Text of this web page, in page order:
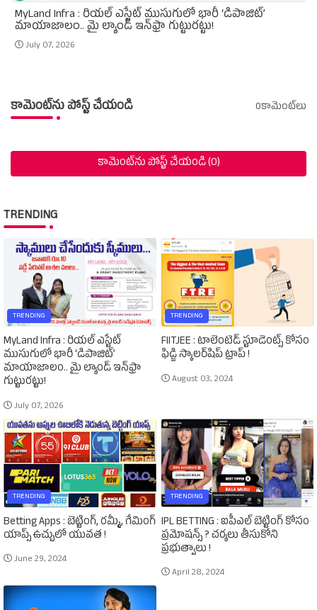
MyLand Infra : రియల్ ఎస్టేట్ ముసుగులో భారీ ‘డిపాజిట్’
మాయాజాలం.. మై ల్యాండ్ ఇన్‌ఫ్రా గుట్టురట్టు!
July 07, 2026
కామెంట్‌ను పోస్ట్ చేయండి 0కామెంట్‌లు
కామెంట్‌ను పోస్ట్ చేయండి (0)
TRENDING
TRENDING
MyLand Infra : రియల్ ఎస్టేట్
ముసుగులో భారీ ‘డిపాజిట్’
మాయాజాలం.. మై ల్యాండ్ ఇన్‌ఫ్రా
గుట్టురట్టు!
July 07, 2026
TRENDING
FIITJEE : టాలెంటెడ్‌ స్టూడెంట్స్‌ కోసం
ఫిడ్జి స్కాలర్‌షిప్‌ ట్రాప్‌ !
August 03, 2024
TRENDING
Betting Apps : బెట్టింగ్‌, రమ్మీ, గేమింగ్‌
యాప్స్‌ ఉచ్చులో యువత !
June 29, 2024
TRENDING
IPL BETTING : ఐపీఎల్‌ బెట్టింగ్‌ కోసం
ప్రమోషన్స్‌ ? చర్యలు తీసుకోని
ప్రభుత్వాలు !
April 28, 2024